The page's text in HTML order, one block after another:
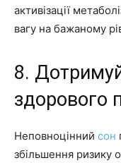
активізації
вагу на бажаному
8.
здорового
Неповноцінний сон
збільшення ризику